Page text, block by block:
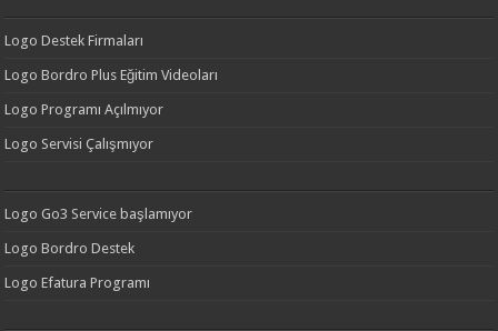
Logo Destek Firmaları
Logo Bordro Plus Eğitim Videoları
Logo Programı Açılmıyor
Logo Servisi Çalışmıyor
Logo Go3 Service başlamıyor
Logo Bordro Destek
Logo Efatura Programı